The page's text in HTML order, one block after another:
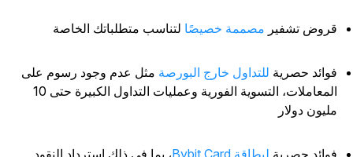
تشفيرمصممة خصيصًالتناسب متطلباتك الخاصة
حصريةللتداول خارج البورصة مثل عدم وجود رسوم على
المعاملات، التسوية الفورية وعمليات التداول الكبيرة حتى 10
دولار